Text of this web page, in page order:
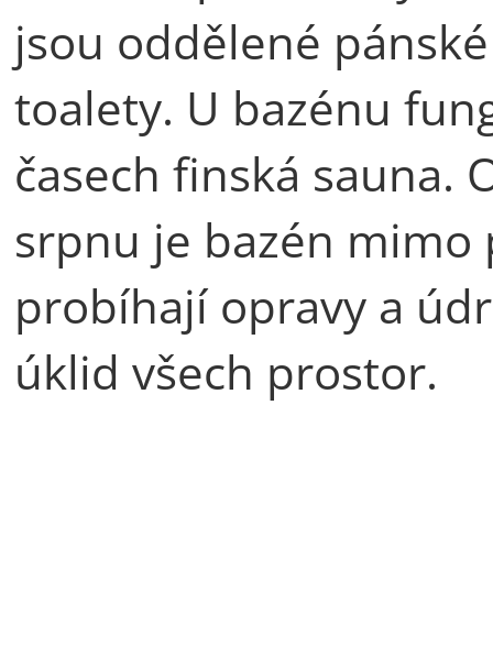
jsou oddělené
toalety. U bazénu
časech finská sauna.
srpnu je bazén
probíhají opravy a
úklid všech prostor.